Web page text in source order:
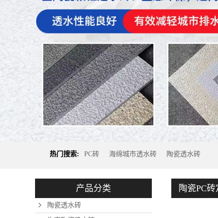
热门搜索: PC砖 海绵城市透水砖 陶瓷透水砖
产品分类
陶瓷透水砖
陶瓷PC